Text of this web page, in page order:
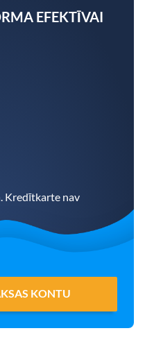
EFEKTĪVAI
Kredītkarte nav
KONTU